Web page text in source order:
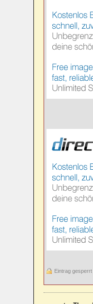
Eintrag gesperrt